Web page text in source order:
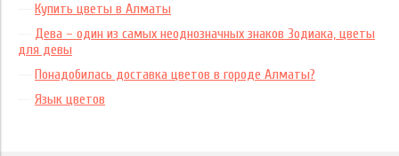
Купить цветы в Алматы
Дева – один из самых неоднозначных знаков Зодиака, цветы
для девы
Понадобилась доставка цветов в городе Алматы?
Язык цветов